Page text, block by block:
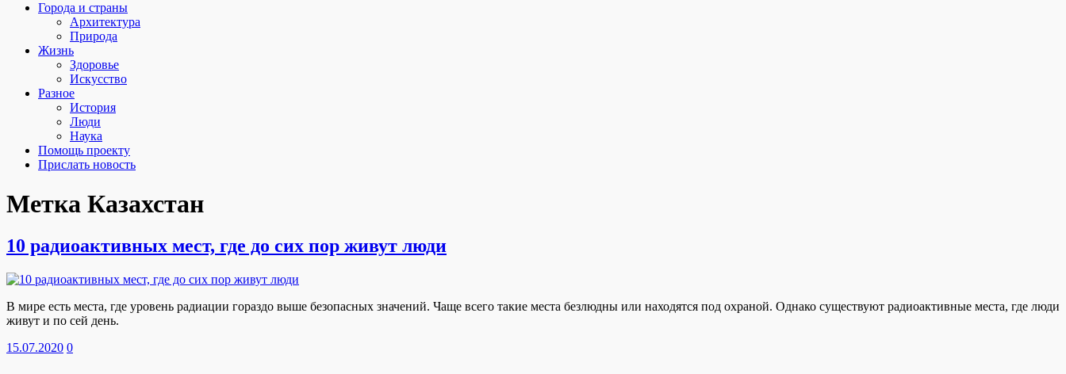
поискаГорода и страны
Архитектура
Природа
Жизнь
Здоровье
Искусство
Разное
История
Люди
Наука
Помощь проекту
Прислать новость
Метка Казахстан
10 радиоактивных мест, где до сих пор живут люди
В мире есть места, где уровень радиации гораздо выше безопасных значений. Чаще всего такие места безлюдны или находятся под охраной. Однако существуют радиоактивные места, где люди
живут и по сей день.
15.07.2020 0